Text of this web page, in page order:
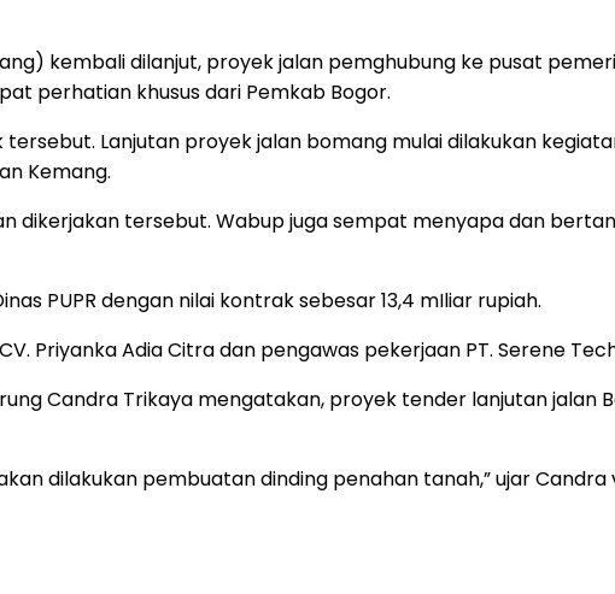
kembali dilanjut, proyek jalan pemghubung ke pusat
perhatian khusus dari Pemkab Bogor.
Lanjutan proyek jalan bomang mulai dilakukan
Kemang.
dikerjakan tersebut. Wabup juga sempat menyapa dan
PUPR dengan nilai kontrak sebesar 13,4 mIliar rupiah.
Priyanka Adia Citra dan pengawas pekerjaan PT. Serene
Candra Trikaya mengatakan, proyek tender lanjutan jalan
dilakukan pembuatan dinding penahan tanah,” ujar Candra